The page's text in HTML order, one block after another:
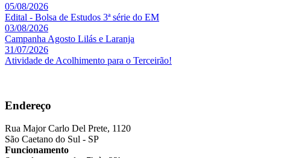
05/08/2026
Edital - Bolsa de Estudos 3ª série do EM
03/08/2026
Campanha Agosto Lilás e Laranja
31/07/2026
Atividade de Acolhimento para o Terceirão!
Endereço
Rua Major Carlo Del Prete, 1120
São Caetano do Sul - SP
Funcionamento